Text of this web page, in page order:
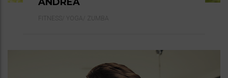
YOGA/ ZUMBA